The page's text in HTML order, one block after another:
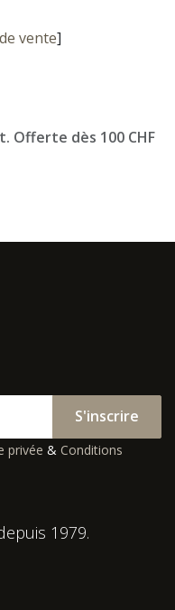
vente]
Offerte dès 100 CHF
S'inscrire
privée & Conditions
1979.